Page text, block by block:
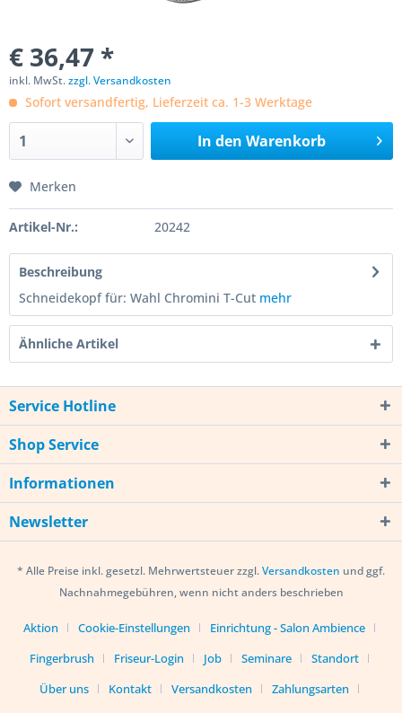
€ 36,47 *
inkl. MwSt.zzgl. Versandkosten
Sofort versandfertig, Lieferzeit ca. 1-3 Werktage
In den Warenkorb
Merken
Artikel-Nr.: 20242
Beschreibung
Schneidekopf für: Wahl Chromini T-Cut mehr
Ähnliche Artikel
Service Hotline
Shop Service
Informationen
Newsletter
* Alle Preise inkl. gesetzl. Mehrwertsteuer zzgl.Versandkosten und ggf.
Nachnahmegebühren, wenn nicht anders beschrieben
Aktion Cookie-Einstellungen
Einrichtung - Salon Ambience
Fingerbrush
Friseur-Login Job Seminare
Standort
Über uns
Kontakt Versandkosten
Zahlungsarten